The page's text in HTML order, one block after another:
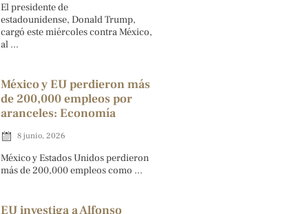
El presidente de
estadounidense, Donald Trump,
cargó este miércoles contra México,
al ...
México y EU perdieron más
de 200,000 empleos por
aranceles: Economía
8 junio, 2026
México y Estados Unidos perdieron
más de 200,000 empleos como ...
EU investiga a Alfonso